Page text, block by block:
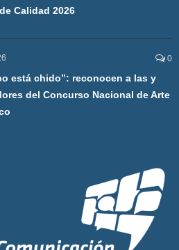
Calidad 2026
0
está chido”: reconocen a las y
del Concurso Nacional de Arte